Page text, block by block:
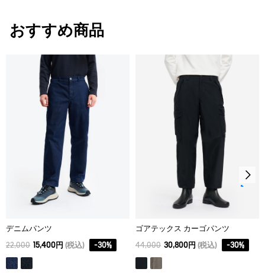
タンブル乾燥禁止。
脱水後、つり干し乾燥がよい。
アイロン仕上げ処理ができる。底面温度110℃を限度として
スチームなしでアイロン仕上げ。
ドライクリーニング処理ができない。
ウェットクリーニング処理ができる。：通常の処理
38
40 22.25
42
44
おすすめ商品
デニムパンツ
22,000 15,400円 (税込) -30%
ゴアテックス カーゴパンツ
44,000 30,800円 (税込) -30%